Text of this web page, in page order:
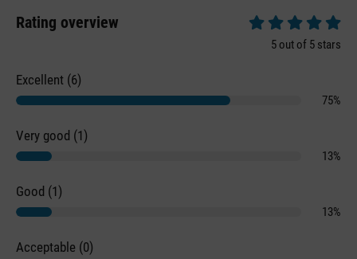
Rating overview
Average rating of
5 out of 5 stars
Excellent (6)
75%
Very good (1)
13%
Good (1)
13%
Acceptable (0)